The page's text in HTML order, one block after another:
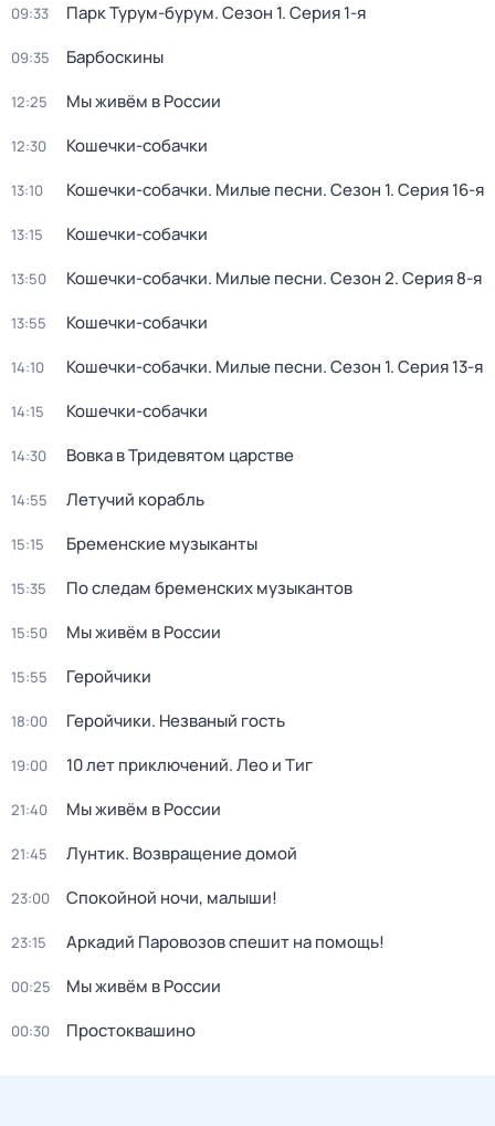
09:33 Парк Турум-бурум. Сезон 1. Серия 1-я
09:35 Барбоскины
12:25 Мы живём в России
12:30 Кошечки-собачки
13:10 Кошечки-собачки. Милые песни. Сезон 1. Серия 16-я
13:15 Кошечки-собачки
13:50 Кошечки-собачки. Милые песни. Сезон 2. Серия 8-я
13:55 Кошечки-собачки
14:10 Кошечки-собачки. Милые песни. Сезон 1. Серия 13-я
14:15 Кошечки-собачки
14:30 Вовка в Тридевятом царстве
14:55 Летучий корабль
15:15 Бременские музыканты
15:35 По следам бременских музыкантов
15:50 Мы живём в России
15:55 Геройчики
18:00 Геройчики. Незваный гость
19:00 10 лет приключений. Лео и Тиг
21:40 Мы живём в России
21:45 Лунтик. Возвращение домой
23:00 Спокойной ночи, малыши!
23:15 Аркадий Паровозов спешит на помощь!
00:25 Мы живём в России
00:30 Простоквашино